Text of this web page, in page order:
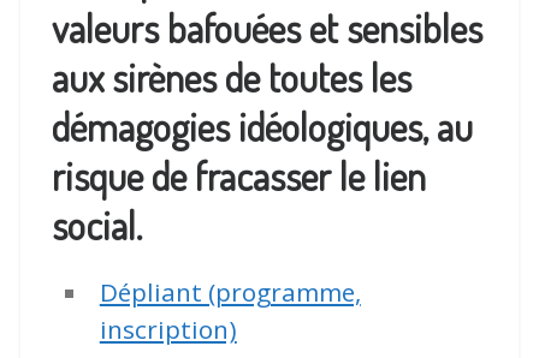
valeurs bafouées et sensibles
aux sirènes de toutes les
démagogies idéologiques, au
risque de fracasser le lien
social.
Dépliant (programme,
inscription)